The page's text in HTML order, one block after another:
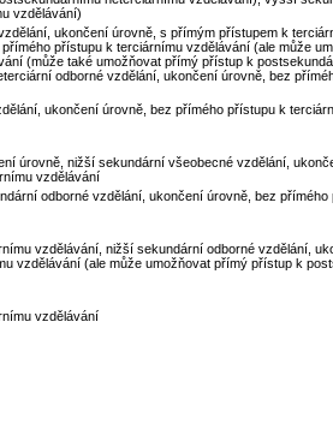
vzdělávání)
ukončení úrovně, s přímým přístupem k
přístupu k terciárnímu vzdělávání (ale může
(může také umožňovat přímý přístup k
odborné vzdělání, ukončení úrovně, bez
ukončení úrovně, bez přímého přístupu k
úrovně, nižší sekundární všeobecné vzdělání,
vzdělávání
odborné vzdělání, ukončení úrovně, bez
vzdělávání, nižší sekundární odborné vzdělání,
vzdělávání (ale může umožňovat přímý přístup k
vzdělávání